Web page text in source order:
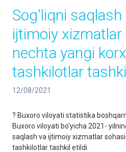
Sog'liqni saqlash
ijtimoiy
nechta yangi
tashkilotlar
12/08/2021
? Buxoro viloyati statistika
Buxoro viloyati bo'yicha 2021-
saqlash va ijtimoiy xizmatlar
tashkilotlar tashkil etildi.